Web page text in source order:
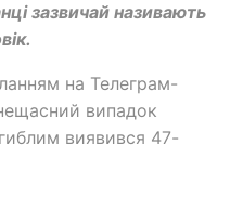
зазвичай називають
на Телеграм-
випадок
виявився 47-